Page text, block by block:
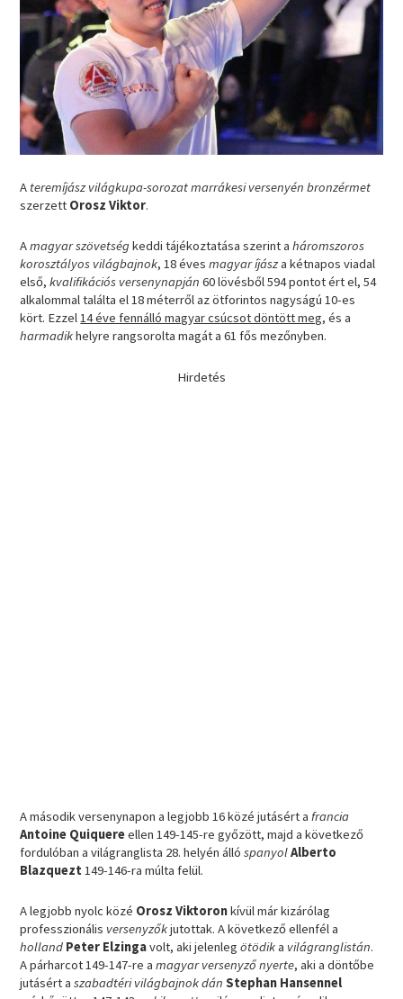
A teremíjász világkupa-sorozat marrákesi versenyén bronzérmet
szerzett Orosz Viktor.
Amagyar szövetségkeddi tájékoztatása szerint aháromszoros
korosztályos világbajnok, 18 évesmagyar íjásza kétnapos viadal
első, kvalifikációs versenynapján 60 lövésből 594 pontot ért el, 54
alkalommal találta el 18 méterről az ötforintos nagyságú 10-es
kört. Ezzel14 éve fennálló magyar csúcsot döntött meg, és a
harmadikhelyre rangsorolta magát a 61 fős mezőnyben.
Hirdetés
A második versenynapon a legjobb 16 közé jutásért afrancia
Antoine Quiquereellen 149-145-re győzött, majd a következő
fordulóban a világranglista 28. helyén állóspanyolAlberto
Blazquezt 149-146-ra múlta felül.
A legjobb nyolc közé Orosz Viktoronkívül már kizárólag
professzionális versenyzőkjutottak. A következő ellenfél a
holland Peter Elzingavolt, aki jelenlegötödika világranglistán.
A párharcot 149-147-re amagyar versenyző nyerte, aki a döntőbe
jutásért a szabadtéri világbajnok dán Stephan Hansennel